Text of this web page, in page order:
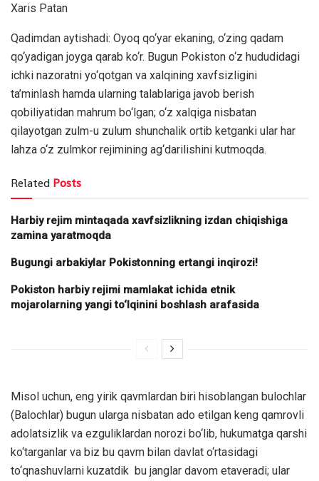
Xaris Patan
Qadimdan aytishadi: Oyoq qo‘yar ekaning, o‘zing qadam
qo‘yadigan joyga qarab ko‘r. Bugun Pokiston o‘z hududidagi
ichki nazoratni yo‘qotgan va xalqining xavfsizligini
ta’minlash hamda ularning talablariga javob berish
qobiliyatidan mahrum bo‘lgan; o‘z xalqiga nisbatan
qilayotgan zulm-u zulum shunchalik ortib ketganki ular har
lahza o‘z zulmkor rejimining ag‘darilishini kutmoqda.
Related Posts
Harbiy rejim mintaqada xavfsizlikning izdan chiqishiga
zamina yaratmoqda
Bugungi arbakiylar Pokistonning ertangi inqirozi!
Pokiston harbiy rejimi mamlakat ichida etnik
mojarolarning yangi to‘lqinini boshlash arafasida
Misol uchun, eng yirik qavmlardan biri hisoblangan bulochlar
(Balochlar) bugun ularga nisbatan ado etilgan keng qamrovli
adolatsizlik va ezguliklardan norozi bo‘lib, hukumatga qarshi
ko‘targanlar va biz bu qavm bilan davlat o‘rtasidagi
to‘qnashuvlarni kuzatdik bu janglar davom etaveradi; ular